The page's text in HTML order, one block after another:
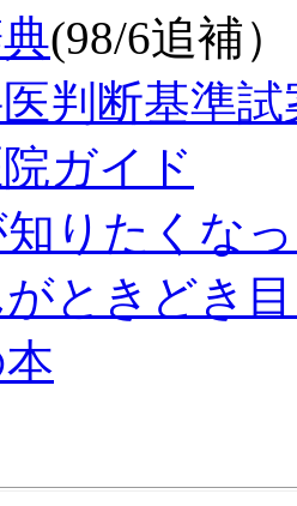
(98/6追補）
判断基準試
ガイド
りたくな
ときどき